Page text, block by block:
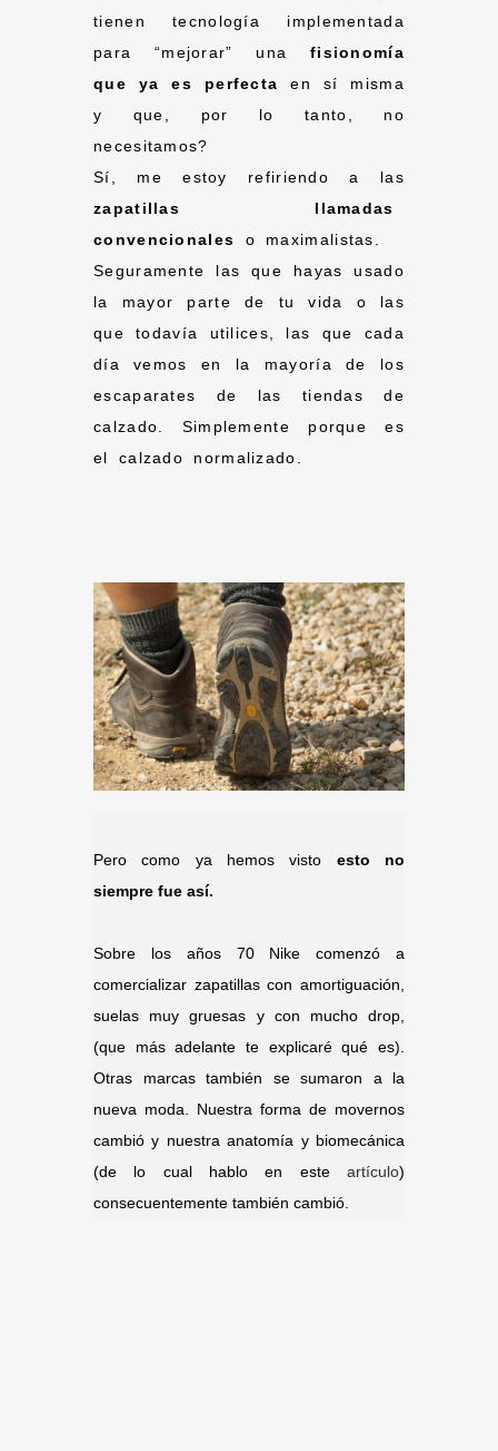
tienen tecnología implementada
para “mejorar” una fisionomía
que ya es perfecta en sí misma
y que, por lo tanto, no
necesitamos?
Sí, me estoy refiriendo a las
zapatillas llamadas
convencionales o maximalistas.
Seguramente las que hayas usado
la mayor parte de tu vida o las
que todavía utilices, las que cada
día vemos en la mayoría de los
escaparates de las tiendas de
calzado. Simplemente porque es
el calzado normalizado.
Pero como ya hemos visto esto no
siempre fue así.
Sobre los años 70 Nike comenzó a
comercializar zapatillas con amortiguación,
suelas muy gruesas y con mucho drop,
(que más adelante te explicaré qué es).
Otras marcas también se sumaron a la
nueva moda. Nuestra forma de movernos
cambió y nuestra anatomía y biomecánica
(de lo cual hablo en este artículo)
consecuentemente también cambió.